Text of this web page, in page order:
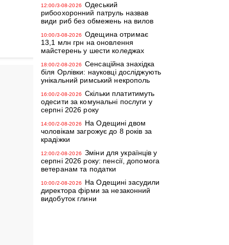
12:00/3-08-2026
Одеський
рибоохоронний патруль назвав
види риб без обмежень на вилов
10:00/3-08-2026
Одещина отримає
13,1 млн грн на оновлення
майстерень у шести коледжах
18:00/2-08-2026
Сенсаційна знахідка
біля Орлівки: науковці досліджують
унікальний римський некрополь
16:00/2-08-2026
Скільки платитимуть
одесити за комунальні послуги у
серпні 2026 року
14:00/2-08-2026
На Одещині двом
чоловікам загрожує до 8 років за
крадіжки
12:00/2-08-2026
Зміни для українців у
серпні 2026 року: пенсії, допомога
ветеранам та податки
10:00/2-08-2026
На Одещині засудили
директора фірми за незаконний
видобуток глини